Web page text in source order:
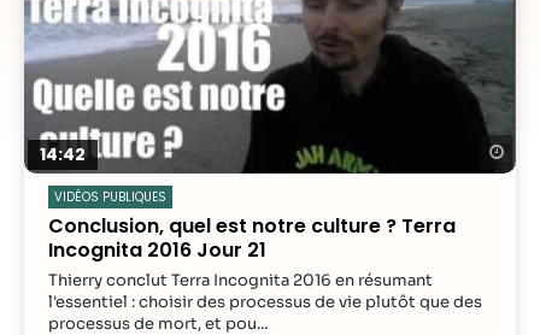
14:42
VIDÉOS PUBLIQUES
Conclusion, quel est notre culture ? Terra
Incognita 2016 Jour 21
Thierry conclut Terra Incognita 2016 en résumant
l'essentiel : choisir des processus de vie plutôt que des
processus de mort, et pou...